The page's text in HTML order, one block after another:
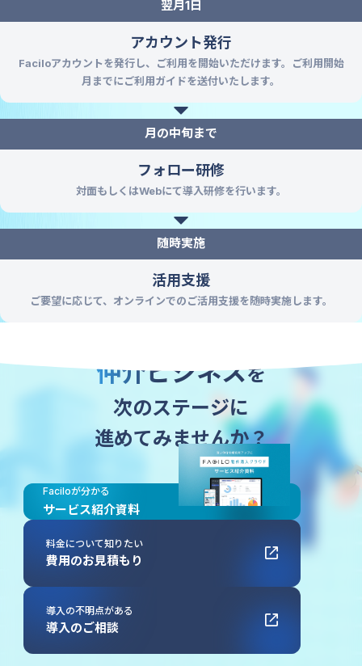
翌月1日
アカウント発行
Faciloアカウントを発行し、ご利用を開始いただけます。ご利用開始
月までにご利用ガイドを送付いたします。
月の中旬まで
フォロー研修
対面もしくはWebにて導入研修を行います。
随時実施
活用支援
ご要望に応じて、オンラインでのご活用支援を随時実施します。
仲介ビジネスを
次のステージに
進めてみませんか？
Faciloが分かる
サービス紹介資料
料金について知りたい
費用のお見積もり
導入の不明点がある
導入のご相談